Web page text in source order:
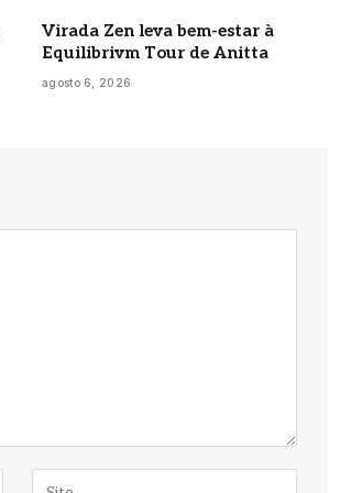
Virada Zen leva bem-estar à
Equilibrivm Tour de Anitta
agosto 6, 2026